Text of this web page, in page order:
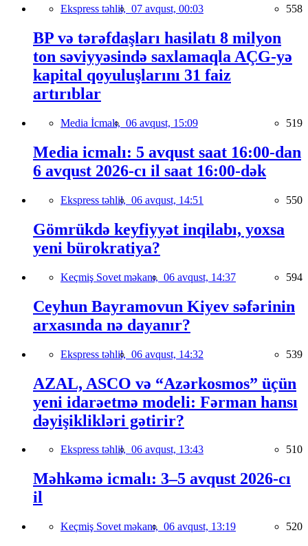
Ekspress təhlil, 07 avqust, 00:03 558
BP və tərəfdaşları hasilatı 8 milyon
ton səviyyəsində saxlamaqla AÇG-yə
kapital qoyuluşlarını 31 faiz
artırıblar
Media İcmalı, 06 avqust, 15:09 519
Media icmalı: 5 avqust saat 16:00-dan
6 avqust 2026-cı il saat 16:00-dək
Ekspress təhlil, 06 avqust, 14:51 550
Gömrükdə keyfiyyət inqilabı, yoxsa
yeni bürokratiya?
Keçmiş Sovet məkanı, 06 avqust, 14:37 594
Ceyhun Bayramovun Kiyev səfərinin
arxasında nə dayanır?
Ekspress təhlil, 06 avqust, 14:32 539
AZAL, ASCO və “Azərkosmos” üçün
yeni idarəetmə modeli: Fərman hansı
dəyişiklikləri gətirir?
Ekspress təhlil, 06 avqust, 13:43 510
Məhkəmə icmalı: 3–5 avqust 2026-cı
il
Keçmiş Sovet məkanı, 06 avqust, 13:19 520